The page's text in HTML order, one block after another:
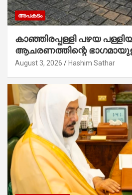
അപകടം
കാഞ്ഞിരപ്പള്ളി പഴയ
ആചരണത്തിന്റെ
കാൽനാട്ട് കർമ്മം ആർച്ച്
August 3, 2026 Hashim Sathar